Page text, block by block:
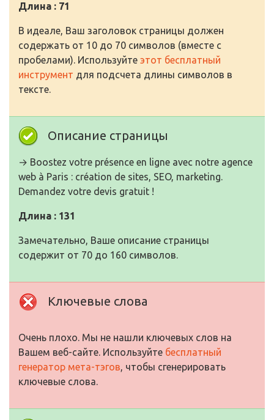
Длина : 71
В идеале, Ваш заголовок страницы должен
содержать от 10 до 70 символов (вместе с
пробелами). Используйте этот бесплатный
инструмент для подсчета длины символов в
тексте.
Описание страницы
→ Boostez votre présence en ligne avec notre agence
web à Paris : création de sites, SEO, marketing.
Demandez votre devis gratuit !
Длина : 131
Замечательно, Ваше описание страницы
содержит от 70 до 160 символов.
Ключевые слова
Очень плохо. Мы не нашли ключевых слов на
Вашем веб-сайте. Используйте бесплатный
генератор мета-тэгов, чтобы сгенерировать
ключевые слова.